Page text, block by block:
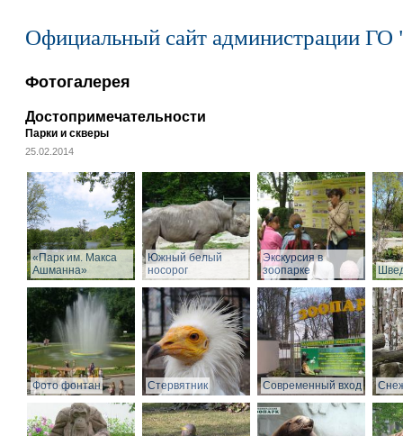
Официальный сайт администрации ГО
Фотогалерея
Достопримечательности
Парки и скверы
25.02.2014
«Парк им. Макса
Ашманна»
Южный белый
носорог
Экскурсия в
зоопарке
Фото фонтан Стервятник Современный вход